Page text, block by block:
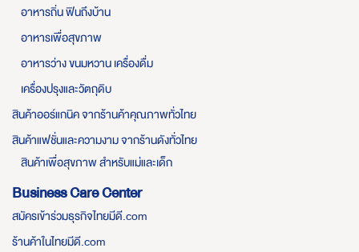
อาหารถิ่น ฟินถึงบ้าน
อาหารเพื่อสุขภาพ
อาหารว่าง ขนมหวาน เครื่องดื่ม
เครื่องปรุงและวัตถุดิบ
สินค้าออร์แกนิค จากร้านค้าคุณภาพทั่วไทย
สินค้าแฟชั่นและความงาม จากร้านดังทั่วไทย
สินค้าเพื่อสุขภาพ สำหรับแม่และเด็ก
Business Care Center
สมัครเข้าร่วมธุรกิจไทยมีดี.com
ร้านค้าในไทยมีดี.com